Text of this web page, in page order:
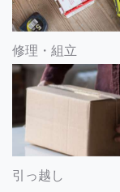
修理・組立
引っ越し